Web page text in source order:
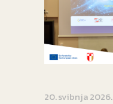
20. svibnja 2026.